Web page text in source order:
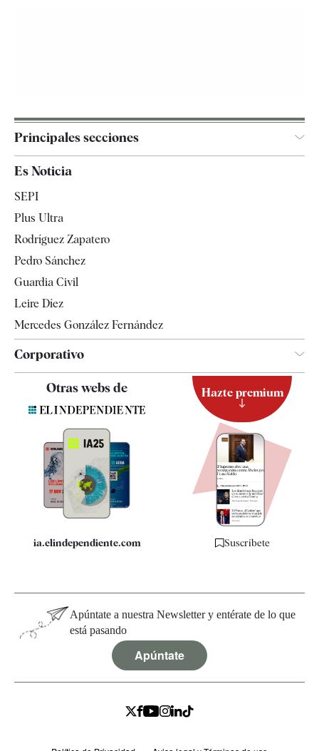
Principales secciones
Televisión
Es Noticia
SEPI
Plus Ultra
Rodríguez Zapatero
Pedro Sánchez
Guardia Civil
Leire Díez
Mercedes González Fernández
Corporativo
Quiénes somos
Especificaciones
Otras webs de
ia.elindependiente.com
Hazte premium
Suscríbete
Apúntate a nuestra Newsletter y entérate de lo que
está pasando
Apúntate